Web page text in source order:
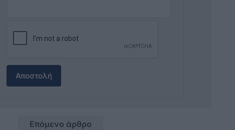
Αποστολή
Επόμενο άρθρο